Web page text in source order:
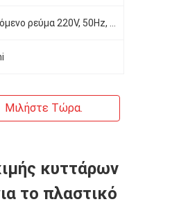
Μιλήστε Τώρα.
κυττάρων
το πλαστικό